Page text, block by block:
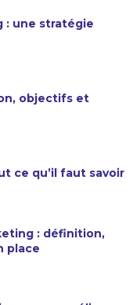
: une stratégie
objectifs et
ce qu’il faut savoir
: définition,
place